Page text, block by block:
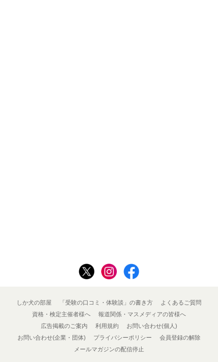
しか犬の部屋 「受験の口コミ・体験談」の書き方
よくあるご質問
資格・検定主催者様へ
報道関係・マスメディアの皆様へ
広告掲載のご案内
利用規約
お問い合わせ(個人)
お問い合わせ(企業・団体)
プライバシーポリシー
会員登録の解除
メールマガジンの配信停止